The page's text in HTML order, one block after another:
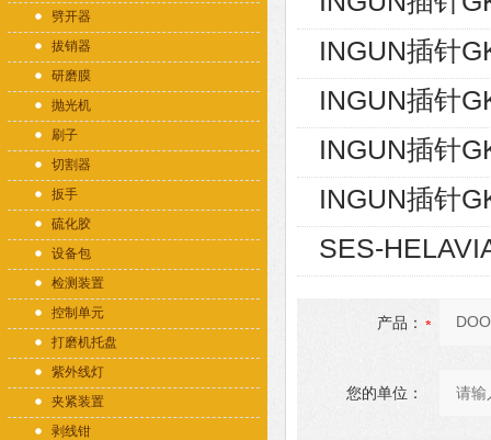
劈开器
拔销器
研磨膜
抛光机
刷子
切割器
扳手
硫化胶
设备包
检测装置
控制单元
打磨机托盘
紫外线灯
夹紧装置
剥线钳
INGUN插针
INGUN插针
INGUN插针
INGUN插针
SES-
产品：
您的单位：